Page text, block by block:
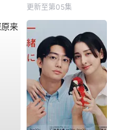
更新至第05集